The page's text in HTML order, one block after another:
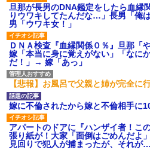
旦那が長男のDNA鑑定をしたら血縁
りウワキしてたんだな…」長男「俺
男「ウワキ女！」
ＤＮＡ検査『血縁関係０％』旦那「
嫁「本当に身に覚えがない」「なに
だ！」→ 嫁「あっ」
【悲報】お風呂で父親と姉が完全に
嫁に不倫されたから嫁と不倫相手に
アパートのドアに『ハンザイ者！こ
張り紙が！大家「面倒はごめんだよ
見回りで犯人が捕まったが、それ